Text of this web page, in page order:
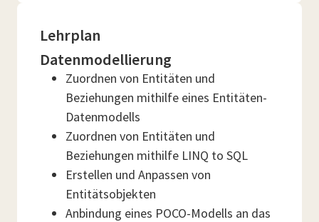
Lehrplan
Datenmodellierung
Zuordnen von Entitäten und
Beziehungen mithilfe eines Entitäten-
Datenmodells
Zuordnen von Entitäten und
Beziehungen mithilfe LINQ to SQL
Erstellen und Anpassen von
Entitätsobjekten
Anbindung eines POCO-Modells an das